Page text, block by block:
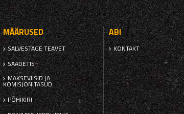
MÄÄRUSED
SALVESTAGE TEAVET
SAADETIS
MAKSEVIISID JA
KOMISJONITASUD
PÕHIKIRI
ABI
KONTAKT